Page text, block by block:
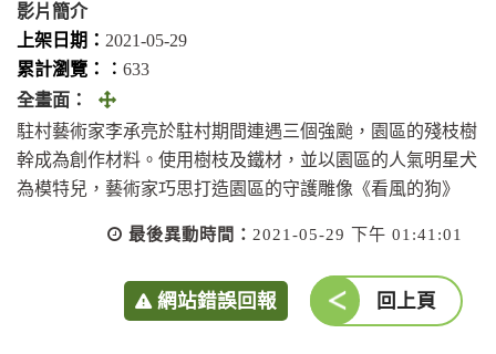
影片簡介
上架日期： 2021-05-29
累計瀏覽：︰ 633
全畫面：
全
畫
面
(另
視
駐村藝術家李承亮於駐村期間連遇三個強颱，園區的殘枝樹
幹成為創作材料。使用樹枝及鐵材，並以園區的人氣明星犬
為模特兒，藝術家巧思打造園區的守護雕像《看風的狗》
最後異動時間： 2021-05-29 下午 01:41:01
網站錯誤回報 回上頁